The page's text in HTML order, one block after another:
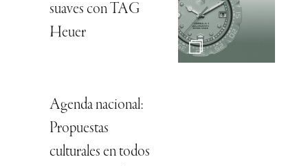
suaves con TAG
Heuer
Agenda nacional:
Propuestas
culturales en todos